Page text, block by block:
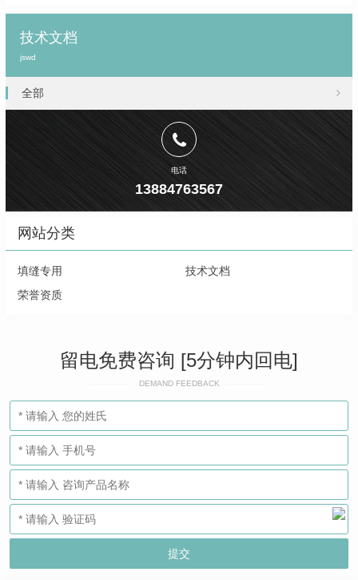
技术文档
jswd
全部
电话
13884763567
网站分类
填缝专用
技术文档
荣誉资质
留电免费咨询 [5分钟内回电]
DEMAND FEEDBACK